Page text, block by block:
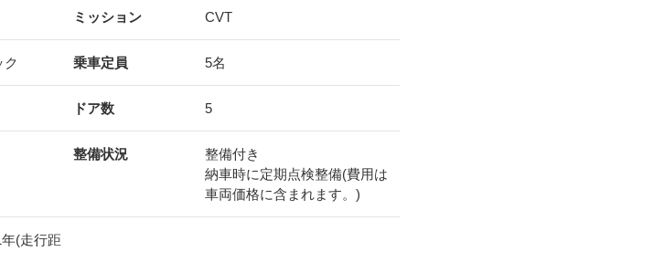
ミッション CVT
ク 乗車定員 5名
ドア数 5
整備状況
整備付き
納車時に定期点検整備(費用は
車両価格に含まれます。)
(走行距